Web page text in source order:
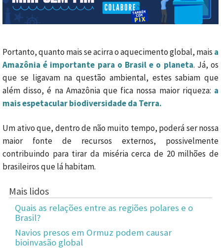
Portanto, quanto mais se acirra o aquecimento global, mais a
Amazônia é importante para o Brasil e o planeta. Já, os
que se ligavam na questão ambiental, estes sabiam que
além disso, é na Amazônia que fica nossa maior riqueza: a
mais espetacular biodiversidade da Terra.
Um ativo que, dentro de não muito tempo, poderá ser nossa
maior fonte de recursos externos, possivelmente
contribuindo para tirar da miséria cerca de 20 milhões de
brasileiros que lá habitam.
Mais lidos
Quais as relações entre as regiões polares e o
Brasil?
Navios presos em Ormuz podem causar
bioinvasão global